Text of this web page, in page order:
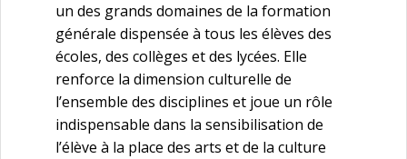
un des grands domaines de la formation
générale dispensée à tous les élèves des
écoles, des collèges et des lycées. Elle
renforce la dimension culturelle de
l’ensemble des disciplines et joue un rôle
indispensable dans la sensibilisation de
l’élève à la place des arts et de la culture